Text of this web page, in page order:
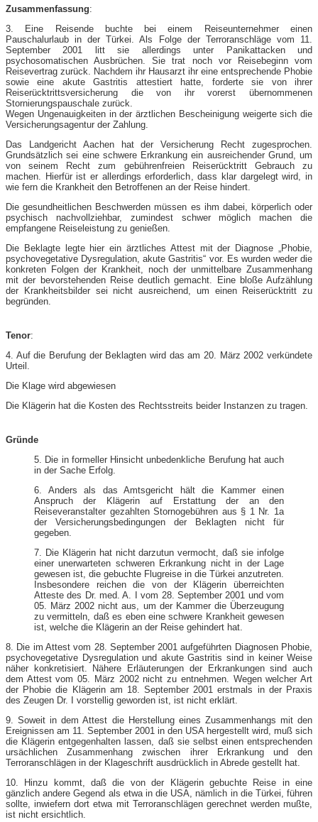
Zusammenfassung:
3. Eine Reisende buchte bei einem Reiseunternehmer einen
Pauschalurlaub in der Türkei. Als Folge der Terroranschläge vom 11.
September 2001 litt sie allerdings unter Panikattacken und
psychosomatischen Ausbrüchen. Sie trat noch vor Reisebeginn vom
Reisevertrag zurück. Nachdem ihr Hausarzt ihr eine entsprechende Phobie
sowie eine akute Gastritis attestiert hatte, forderte sie von ihrer
Reiserücktrittsversicherung die von ihr vorerst übernommenen
Stornierungspauschale zurück.
Wegen Ungenauigkeiten in der ärztlichen Bescheinigung weigerte sich die
Versicherungsagentur der Zahlung.
Das Landgericht Aachen hat der Versicherung Recht zugesprochen.
Grundsätzlich sei eine schwere Erkrankung ein ausreichender Grund, um
von seinem Recht zum gebührenfreien Reiserücktritt Gebrauch zu
machen. Hierfür ist er allerdings erforderlich, dass klar dargelegt wird, in
wie fern die Krankheit den Betroffenen an der Reise hindert.
Die gesundheitlichen Beschwerden müssen es ihm dabei, körperlich oder
psychisch nachvollziehbar, zumindest schwer möglich machen die
empfangene Reiseleistung zu genießen.
Die Beklagte legte hier ein ärztliches Attest mit der Diagnose „Phobie,
psychovegetative Dysregulation, akute Gastritis“ vor. Es wurden weder die
konkreten Folgen der Krankheit, noch der unmittelbare Zusammenhang
mit der bevorstehenden Reise deutlich gemacht. Eine bloße Aufzählung
der Krankheitsbilder sei nicht ausreichend, um einen Reiserücktritt zu
begründen.
Tenor:
4. Auf die Berufung der Beklagten wird das am 20. März 2002 verkündete
Urteil.
Die Klage wird abgewiesen
Die Klägerin hat die Kosten des Rechtsstreits beider Instanzen zu tragen.
Gründe
5. Die in formeller Hinsicht unbedenkliche Berufung hat auch
in der Sache Erfolg.
6. Anders als das Amtsgericht hält die Kammer einen
Anspruch der Klägerin auf Erstattung der an den
Reiseveranstalter gezahlten Stornogebühren aus § 1 Nr. 1a
der Versicherungsbedingungen der Beklagten nicht für
gegeben.
7. Die Klägerin hat nicht darzutun vermocht, daß sie infolge
einer unerwarteten schweren Erkrankung nicht in der Lage
gewesen ist, die gebuchte Flugreise in die Türkei anzutreten.
Insbesondere reichen die von der Klägerin überreichten
Atteste des Dr. med. A. I vom 28. September 2001 und vom
05. März 2002 nicht aus, um der Kammer die Überzeugung
zu vermitteln, daß es eben eine schwere Krankheit gewesen
ist, welche die Klägerin an der Reise gehindert hat.
8. Die im Attest vom 28. September 2001 aufgeführten Diagnosen Phobie,
psychovegetative Dysregulation und akute Gastritis sind in keiner Weise
näher konkretisiert. Nähere Erläuterungen der Erkrankungen sind auch
dem Attest vom 05. März 2002 nicht zu entnehmen. Wegen welcher Art
der Phobie die Klägerin am 18. September 2001 erstmals in der Praxis
des Zeugen Dr. I vorstellig geworden ist, ist nicht erklärt.
9. Soweit in dem Attest die Herstellung eines Zusammenhangs mit den
Ereignissen am 11. September 2001 in den USA hergestellt wird, muß sich
die Klägerin entgegenhalten lassen, daß sie selbst einen entsprechenden
ursächlichen Zusammenhang zwischen ihrer Erkrankung und den
Terroranschlägen in der Klageschrift ausdrücklich in Abrede gestellt hat.
10. Hinzu kommt, daß die von der Klägerin gebuchte Reise in eine
gänzlich andere Gegend als etwa in die USA, nämlich in die Türkei, führen
sollte, inwiefern dort etwa mit Terroranschlägen gerechnet werden mußte,
ist nicht ersichtlich.